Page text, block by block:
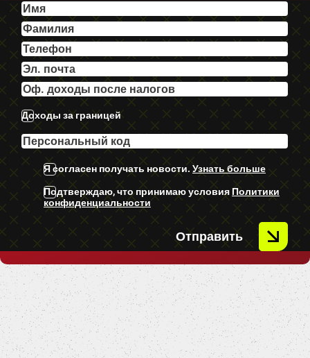
U.C Ekstras.
Доходы за границей
Я согласен получать новости. Узнать больше
Подтверждаю, что принимаю условия Политики
конфиденциальности
Отправить